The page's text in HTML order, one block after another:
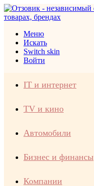
Меню
Искать
Switch skin
Войти
IT и интернет
TV и кино
Автомобили
Бизнес и финансы
Компании